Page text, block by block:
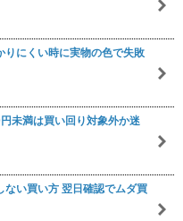
にくい時に実物の色で失敗
未満は買い回り対象外か迷
い買い方 翌日確認でムダ買